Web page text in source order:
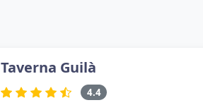
Taverna Guilà
4.4